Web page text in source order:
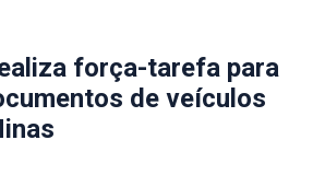
força-tarefa para
de veículos